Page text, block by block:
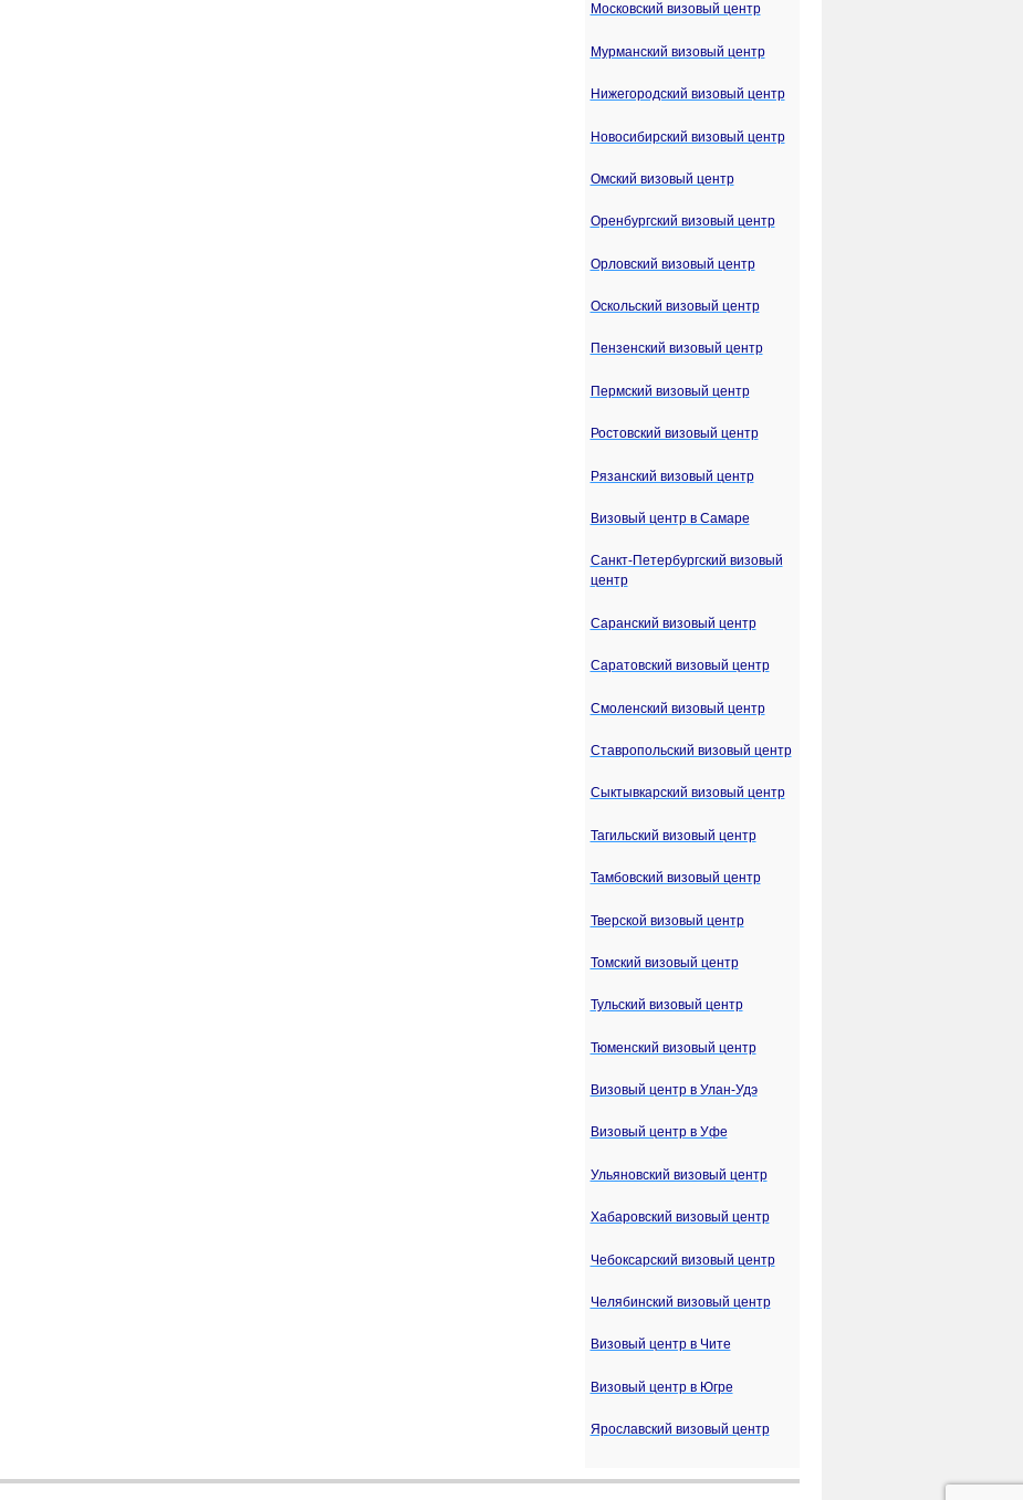
Московский визовый центр
Мурманский визовый центр
Нижегородский визовый центр
Новосибирский визовый центр
Омский визовый центр
Оренбургский визовый центр
Орловский визовый центр
Оскольский визовый центр
Пензенский визовый центр
Пермский визовый центр
Ростовский визовый центр
Рязанский визовый центр
Визовый центр в Самаре
Санкт-Петербургский визовый
центр
Саранский визовый центр
Саратовский визовый центр
Смоленский визовый центр
Ставропольский визовый центр
Сыктывкарский визовый центр
Тагильский визовый центр
Тамбовский визовый центр
Тверской визовый центр
Томский визовый центр
Тульский визовый центр
Тюменский визовый центр
Визовый центр в Улан-Удэ
Визовый центр в Уфе
Ульяновский визовый центр
Хабаровский визовый центр
Чебоксарский визовый центр
Челябинский визовый центр
Визовый центр в Чите
Визовый центр в Югре
Ярославский визовый центр